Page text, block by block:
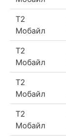
Т2
Мобайл
Т2
Мобайл
Т2
Мобайл
Т2
Мобайл